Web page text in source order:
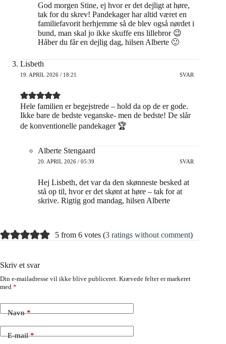
God morgen Stine, ej hvor er det dejligt at høre,
tak for du skrev! Pandekager har altid været en
familiefavorit herhjemme så de blev også nørdet i
bund, man skal jo ikke skuffe ens lillebror 😉
Håber du får en dejlig dag, hilsen Alberte 🙂
Lisbeth
19. APRIL 2026 / 18:21 SVAR
Hele familien er begejstrede – hold da op de er gode.
Ikke bare de bedste veganske- men de bedste! De slår
de konventionelle pandekager 🏆
Alberte Stengaard
20. APRIL 2026 / 05:39 SVAR
Hej Lisbeth, det var da den skønneste besked at
stå op til, hvor er det skønt at høre – tak for at
skrive. Rigtig god mandag, hilsen Alberte
5 from 6 votes (3 ratings without comment)
Skriv et svar
Din e-mailadresse vil ikke blive publiceret. Krævede felter er markeret
med *
Navn*
E-mail*